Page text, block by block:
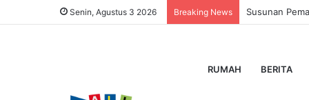
Senin, Agustus 3 2026 Breaking News Susunan
RUMAH BERITA